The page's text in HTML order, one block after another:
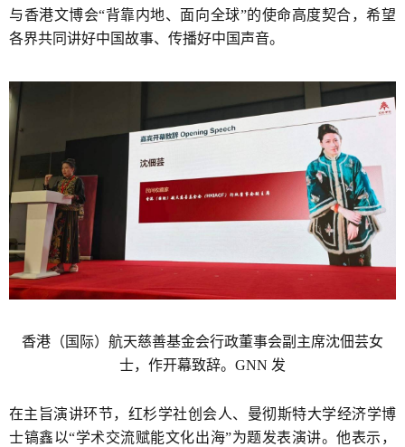
与香港文博会“背靠内地、面向全球”的使命高度契合，希望
各界共同讲好中国故事、传播好中国声音。
香港（国际）航天慈善基金会行政董事会副主席沈佃芸女
士，作开幕致辞。GNN 发
在主旨演讲环节，红杉学社创会人、曼彻斯特大学经济学博
士镐鑫以“学术交流赋能文化出海”为题发表演讲。他表示，